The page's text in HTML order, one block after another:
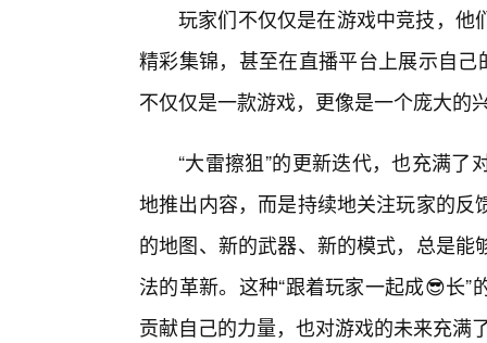
玩家们不仅仅是在游戏中竞技，他
精彩集锦，甚至在直播平台上展示自
不仅仅是一款游戏，更像是一个庞大的
“大雷擦狙”的更新迭代，也充满
地推出内容，而是持续地关注玩家的
的地图、新的武器、新的模式，总是
法的革新。这种“跟着玩家一起成😎长
贡献自己的力量，也对游戏的未来充满